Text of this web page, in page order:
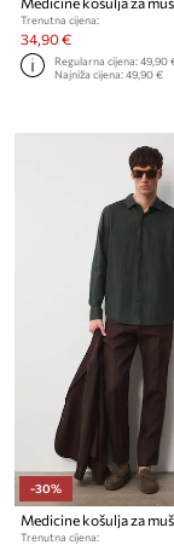
Trenutna cijena:
34,90 €
Regularna cijena:49,90
Najniža cijena:49,90 €
-30%
Trenutna cijena: